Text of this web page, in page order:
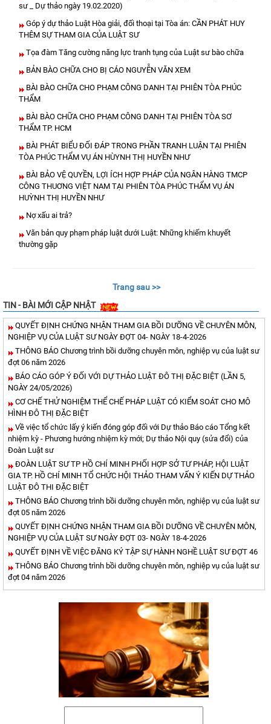
sư _ Dự thảo ngày 19.02.2020)
Góp ý dự thảo Luật Hòa giải, đối thoại tại Tòa án: CẦN PHÁT HUY
THÊM SỰ THAM GIA CỦA LUẬT SƯ
Tọa đàm Tăng cường năng lực tranh tụng của Luật sư bào chữa
BẢN BÀO CHỮA CHO BỊ CÁO NGUYỄN VĂN XEM
BÀI BÀO CHỮA CHO PHẠM CÔNG DANH TẠI PHIÊN TÒA PHÚC
THẨM
BÀI BÀO CHỮA CHO PHẠM CÔNG DANH TẠI PHIÊN TÒA SƠ
THẨM TP. HCM
BÀI PHÁT BIỂU ĐỐI ĐÁP TRONG PHẦN TRANH LUẬN TẠI PHIÊN
TÒA PHÚC THẨM VỤ ÁN HÙYNH THỊ HUYỀN NHƯ
BÀI BẢO VỆ QUYỀN, LỢI ÍCH HỢP PHÁP CỦA NGÂN HÀNG TMCP
CÔNG THUƠNG VIỆT NAM TẠI PHIÊN TÒA PHÚC THẨM VỤ ÁN
HUỲNH THỊ HUYỀN NHƯ
Nợ xấu ai trả?
Văn bản quy phạm pháp luật dưới Luật: Những khiếm khuyết
thường gặp
Trang sau >>
TIN - BÀI MỚI CẬP NHẬT
QUYẾT ĐỊNH CHỨNG NHẬN THAM GIA BỒI DƯỠNG VỀ CHUYÊN MÔN,
NGHIỆP VỤ CỦA LUẬT SƯ NGÀY ĐỢT 04- NGÀY 18-4-2026
THÔNG BÁO Chương trình bồi dưỡng chuyên môn, nghiệp vụ của luật sư
đợt 06 năm 2026
BÁO CÁO GÓP Ý ĐỐI VỚI DỰ THẢO LUẬT ĐÔ THỊ ĐẶC BIỆT (LẦN 5,
NGÀY 24/05/2026)
CƠ CHẾ THỬ NGHIỆM THỂ CHẾ PHÁP LUẬT CÓ KIỂM SOÁT CHO MÔ
HÌNH ĐÔ THỊ ĐẶC BIỆT
Về việc tổ chức lấy ý kiến đóng góp đối với Dự thảo Báo cáo Tổng kết
nhiệm kỳ - Phương hướng nhiệm kỳ mới; Dự thảo Nội quy (sửa đổi) của
Đoàn Luật sư
ĐOÀN LUẬT SƯ TP HỒ CHÍ MINH PHỐI HỢP SỞ TƯ PHÁP, HỘI LUẬT
GIA TP. HỒ CHÍ MINH TỔ CHỨC HỘI THẢO THAM VẤN Ý KIẾN DỰ THẢO
LUẬT ĐÔ THI ĐẶC BIỆT
THÔNG BÁO Chương trình bồi dưỡng chuyên môn, nghiệp vụ của luật sư
đợt 05 năm 2026
QUYẾT ĐỊNH CHỨNG NHẬN THAM GIA BỒI DƯỠNG VỀ CHUYÊN MÔN,
NGHIỆP VỤ CỦA LUẬT SƯ NGÀY ĐỢT 03- NGÀY 18-4-2026
QUYẾT ĐỊNH VỀ VIỆC ĐĂNG KÝ TẬP SỰ HÀNH NGHỀ LUẬT SƯ ĐỢT 46
THÔNG BÁO Chương trình bồi dưỡng chuyên môn, nghiệp vụ của luật sư
đợt 04 năm 2026